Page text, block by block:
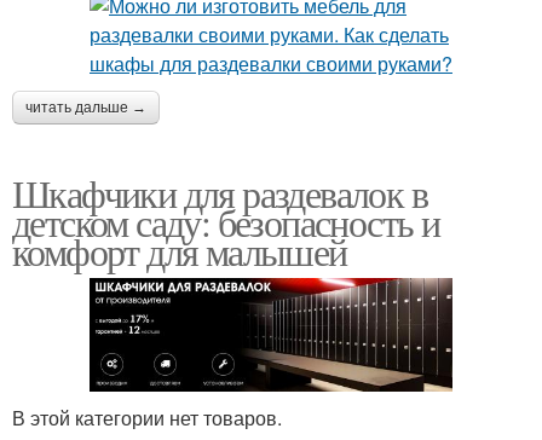
читать дальше →
Шкафчики для раздевалок в
детском саду: безопасность и
комфорт для малышей
В этой категории нет товаров.